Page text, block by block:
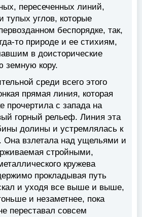
пересеченных линий,
тупых углов, которые
беспорядке, так,
то природе и ее стихиям,
в доисторические
земную кору.
среди всего этого
прямая линия, которая
прочертила с запада на
горный рельеф. Линия эта
долины и устремлялась к
Она взлетала над ущельями и
стройными,
кружева
прокладывая путь
и уходя все выше и выше,
и незаметнее, пока
переставал совсем